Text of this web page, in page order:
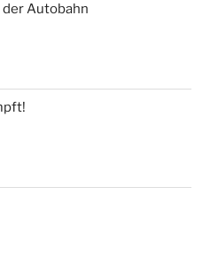
der Autobahn